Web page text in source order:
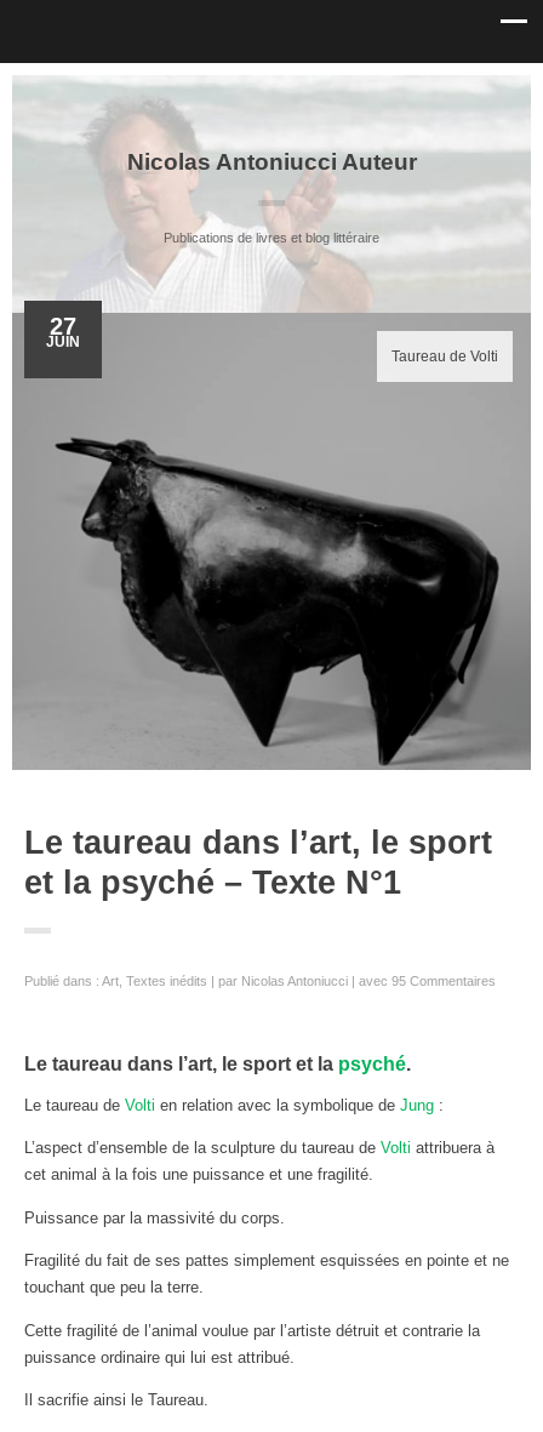
Nicolas Antoniucci Auteur
Publications de livres et blog littéraire
Taureau de Volti
27
JUIN
Le taureau dans l’art, le sport
et la psyché – Texte N°1
Publié dans : Art, Textes inédits par Nicolas Antoniucci avec 95 Commentaires
Le taureau dans l’art, le sport et la psyché.
Le taureau de Volti en relation avec la symbolique de Jung :
L’aspect d’ensemble de la sculpture du taureau de Volti attribuera à
cet animal à la fois une puissance et une fragilité.
Puissance par la massivité du corps.
Fragilité du fait de ses pattes simplement esquissées en pointe et ne
touchant que peu la terre.
Cette fragilité de l’animal voulue par l’artiste détruit et contrarie la
puissance ordinaire qui lui est attribué.
Il sacrifie ainsi le Taureau.